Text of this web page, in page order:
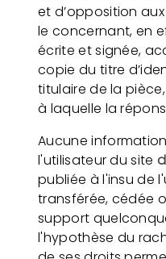
et d’opposition
le concernant, en
écrite et signée,
copie du titre
titulaire de la
à laquelle la
Aucune
l'utilisateur du site
publiée à l'insu de
transférée, cédée
support
l'hypothèse du